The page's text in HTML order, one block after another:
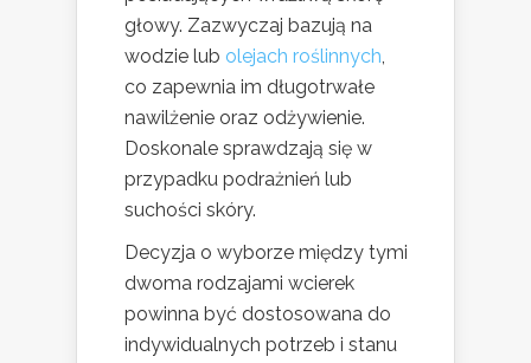
głowy. Zazwyczaj bazują na
wodzie lub olejach roślinnych,
co zapewnia im długotrwałe
nawilżenie oraz odżywienie.
Doskonale sprawdzają się w
przypadku podrażnień lub
suchości skóry.
Decyzja o wyborze między tymi
dwoma rodzajami wcierek
powinna być dostosowana do
indywidualnych potrzeb i stanu